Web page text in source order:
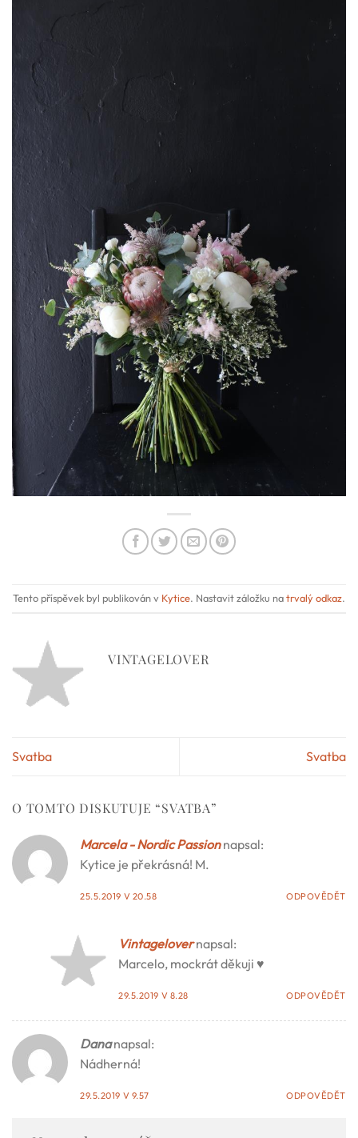
Tento příspěvek byl publikován v Kytice. Nastavit záložku natrvalý odkaz.
VINTAGELOVER
Svatba Svatba
O TOMTO DISKUTUJE “SVATBA”
Marcela - Nordic Passion napsal:
Kytice je překrásná! M.
25.5.2019 V 20.58 ODPOVĚDĚT
Vintagelover napsal:
Marcelo, mockrát děkuji ♥
29.5.2019 V 8.28 ODPOVĚDĚT
Dana napsal:
Nádherná!
29.5.2019 V 9.57 ODPOVĚDĚT